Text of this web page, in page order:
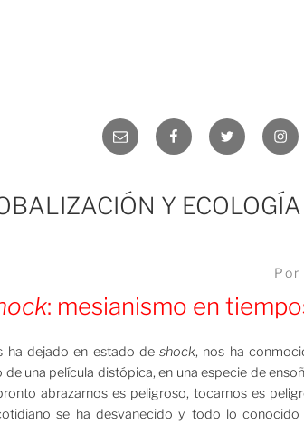
Y ECOLOGÍA
: mesianismo en
ha dejado en estado deshock, nos ha
una película distópica, en una especie de
abrazarnos es peligroso, tocarnos es
se ha desvanecido y todo lo
Correo
electrónico
FacebookTwitter